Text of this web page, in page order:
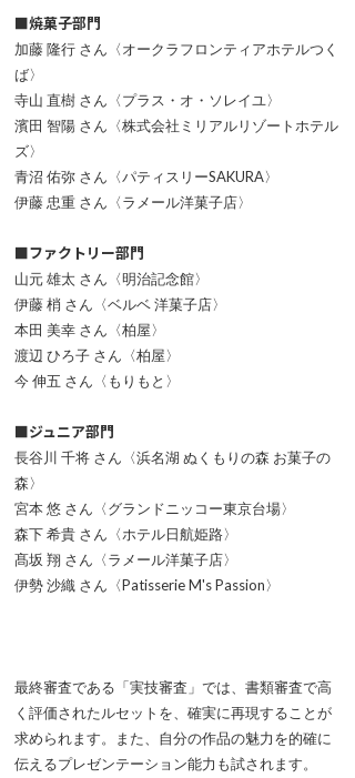
■焼菓子部門
加藤 隆行 さん〈オークラフロンティアホテルつく
ば〉
寺山 直樹 さん〈プラス・オ・ソレイユ〉
濱田 智陽 さん〈株式会社ミリアルリゾートホテル
ズ〉
青沼 佑弥 さん〈パティスリーSAKURA〉
伊藤 忠重 さん〈ラメール洋菓子店〉
■ファクトリー部門
山元 雄太 さん〈明治記念館〉
伊藤 梢 さん〈ベルベ 洋菓子店〉
本田 美幸 さん〈柏屋〉
渡辺 ひろ子 さん〈柏屋〉
今 伸五 さん〈もりもと〉
■ジュニア部門
長谷川 千将 さん〈浜名湖 ぬくもりの森 お菓子の
森〉
宮本 悠 さん〈グランドニッコー東京台場〉
森下 希貴 さん〈ホテル日航姫路〉
髙坂 翔 さん〈ラメール洋菓子店〉
伊勢 沙織 さん〈Patisserie M's Passion〉
最終審査である「実技審査」では、書類審査で高
く評価されたルセットを、確実に再現することが
求められます。また、自分の作品の魅力を的確に
伝えるプレゼンテーション能力も試されます。